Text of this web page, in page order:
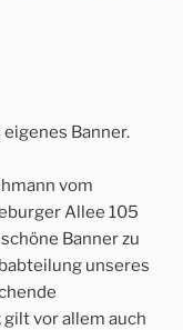
Banner.
vom
Allee 105
Banner zu
unseres
vor allem auch